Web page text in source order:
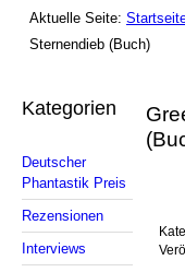
Aktuelle Seite:
Sternendieb (Buch)
Kategorien
Deutscher
Phantastik Preis
Rezensionen
Interviews